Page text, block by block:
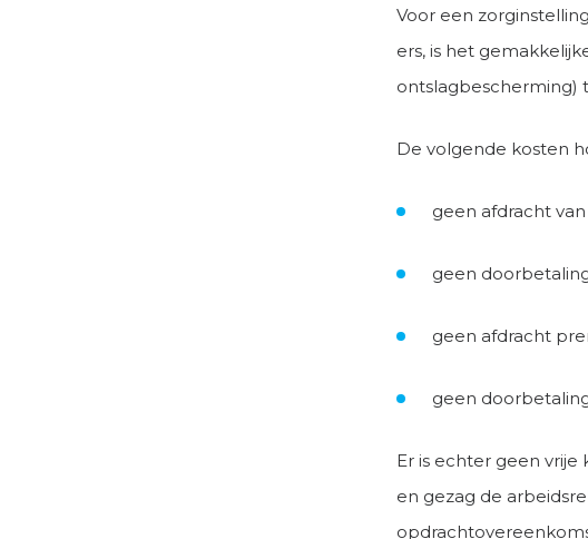
Voor een
ers, is het
ontslagbescherming)
De volgende kosten
geen afdracht
geen
geen afdracht
geen
Er is echter geen
en gezag de